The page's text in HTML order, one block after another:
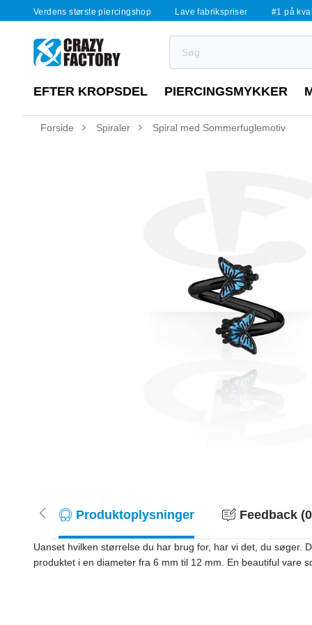
Verdens største piercingshop Lave fabrikspriser #1 på
EFTER KROPSDEL PIERCINGSMYKKER
Forside Spiraler Spiral med Sommerfuglemotiv
Produktoplysninger Feedback
Uanset hvilken størrelse du har brug for, har vi det, du søger.
produktet i en diameter fra 6 mm til 12 mm. En beautiful vare